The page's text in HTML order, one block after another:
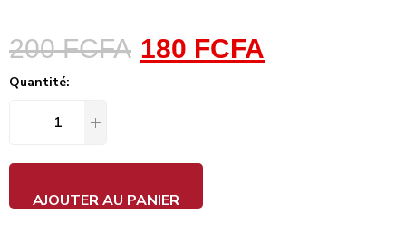
200FCFA 180 FCFA
Quantité:
AJOUTER AU PANIER